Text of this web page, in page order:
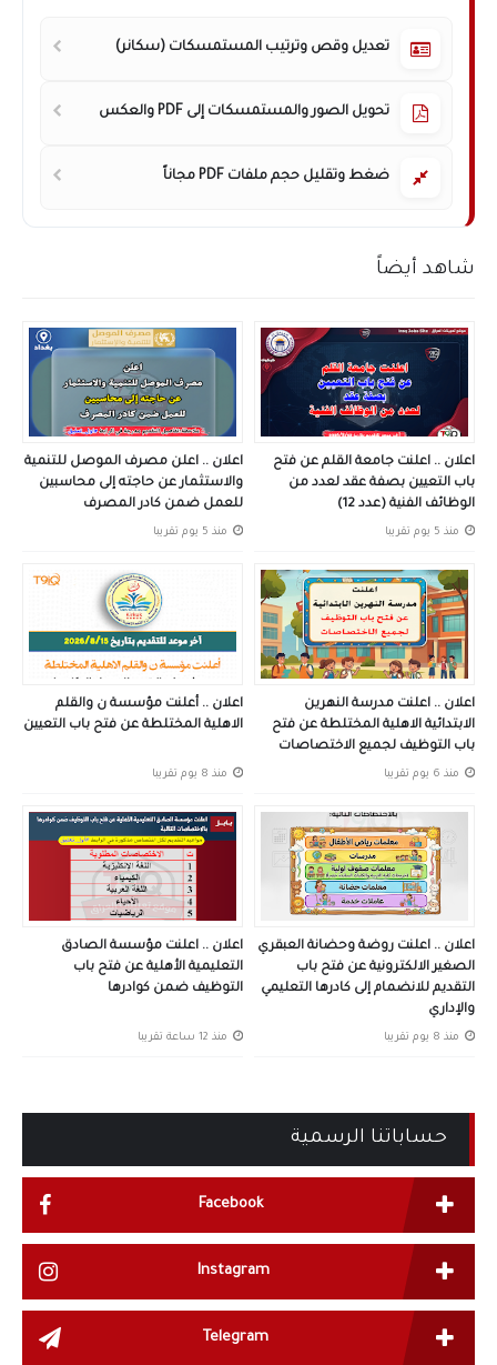
تعديل وقص وترتيب المستمسكات (سكانر)
تحويل الصور والمستمسكات إلى PDF والعكس
ضغط وتقليل حجم ملفات PDF مجاناً
شاهد أيضاً
اعلان .. اعلنت جامعة القلم عن فتح
باب التعيين بصفة عقد لعدد من
الوظائف الفنية (عدد 12)
منذ 5 يوم تقريبا
اعلان .. اعلن مصرف الموصل للتنمية
والاستثمار عن حاجته إلى محاسبين
للعمل ضمن كادر المصرف
منذ 5 يوم تقريبا
اعلان .. اعلنت مدرسة النهرين
الابتدائية الاهلية المختلطة عن فتح
باب التوظيف لجميع الاختصاصات
منذ 6 يوم تقريبا
اعلان .. أعلنت مؤسسة ن والقلم
الاهلية المختلطة عن فتح باب التعيين
منذ 8 يوم تقريبا
اعلان .. اعلنت روضة وحضانة العبقري
الصغير الالكترونية عن فتح باب
التقديم للانضمام إلى كادرها التعليمي
والإداري
منذ 8 يوم تقريبا
اعلان .. اعلنت مؤسسة الصادق
التعليمية الأهلية عن فتح باب
التوظيف ضمن كوادرها
منذ 12 ساعة تقريبا
حساباتنا الرسمية
Facebook
Instagram
Telegram